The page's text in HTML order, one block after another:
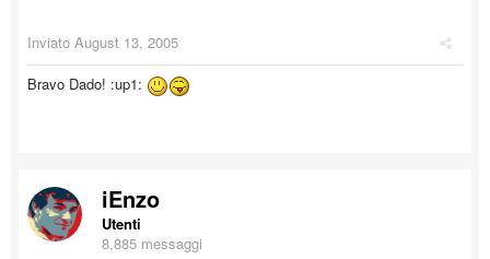
Inviato August 13, 2005
Bravo Dado! :up1:
iEnzo
Utenti
8,885 messaggi